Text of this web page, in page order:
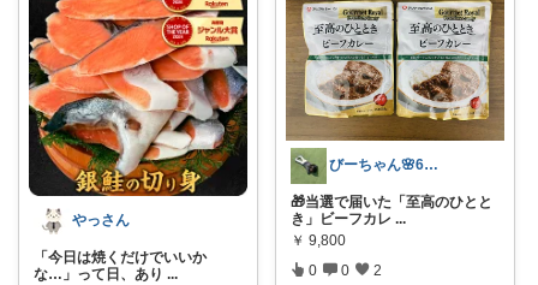
やっさん
「今日は焼くだけでいいか
な…」って日、あり ...
びーちゃん🌸6歳2歳ママのふるさと納税
🎁当選で届いた「至高のひとと
き」ビーフカレ ...
￥ 9,800
0 0 2